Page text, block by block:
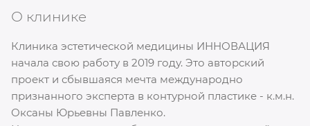
О клинике
Клиника эстетической медицины ИННОВАЦИЯ
начала свою работу в 2019 году. Это авторский
проект и сбывшаяся мечта международно
признанного эксперта в контурной пластике - к.м.н.
Оксаны Юрьевны Павленко.